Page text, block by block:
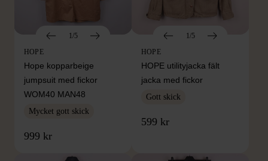
1/5
HOPE
Hope kopparbeige
jumpsuit med fickor
WOM40 MAN48
Mycket gott skick
999 kr
1/5
HOPE
HOPE utilityjacka fält
jacka med fickor
Gott skick
599 kr